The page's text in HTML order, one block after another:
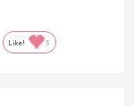
Like! 5